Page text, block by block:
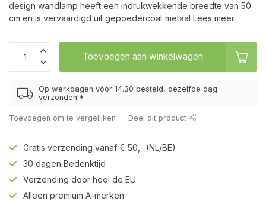
design wandlamp heeft een indrukwekkende breedte van 50
cm en is vervaardigd uit gepoedercoat metaal Lees meer.
Toevoegen aan winkelwagen
Op werkdagen vóór 14.30 besteld, dezelfde dag
verzonden!*
Toevoegen om te vergelijken Deel dit product
Gratis verzending vanaf € 50,- (NL/BE)
30 dagen Bedenktijd
Verzending door heel de EU
Alleen premium A-merken